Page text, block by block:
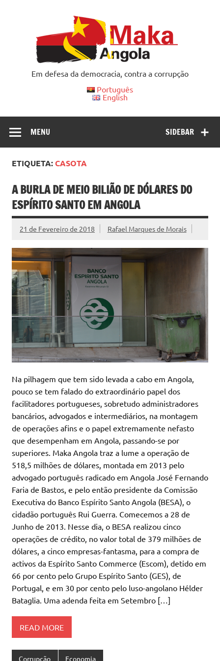
Em defesa da democracia, contra a corrupção
Português
English
SIDEBAR
MENU
ETIQUETA:CASOTA
A BURLA DE MEIO BILIÃO DE DÓLARES DO
ESPÍRITO SANTO EM ANGOLA
21 de Fevereiro de 2018 Rafael Marques de Morais
Na pilhagem que tem sido levada a cabo em Angola,
pouco se tem falado do extraordinário papel dos
facilitadores portugueses, sobretudo administradores
bancários, advogados e intermediários, na montagem
de operações afins e o papel extremamente nefasto
que desempenham em Angola, passando-se por
superiores. Maka Angola traz a lume a operação de
518,5 milhões de dólares, montada em 2013 pelo
advogado português radicado em Angola José Fernando
Faria de Bastos, e pelo então presidente da Comissão
Executiva do Banco Espírito Santo Angola (BESA), o
cidadão português Rui Guerra. Comecemos a 28 de
Junho de 2013. Nesse dia, o BESA realizou cinco
operações de crédito, no valor total de 379 milhões de
dólares, a cinco empresas-fantasma, para a compra de
activos da Espírito Santo Commerce (Escom), detido em
66 por cento pelo Grupo Espírito Santo (GES), de
Portugal, e em 30 por cento pelo luso-angolano Hélder
Bataglia. Uma adenda feita em Setembro […]
READ MORE
Corrupção Economia